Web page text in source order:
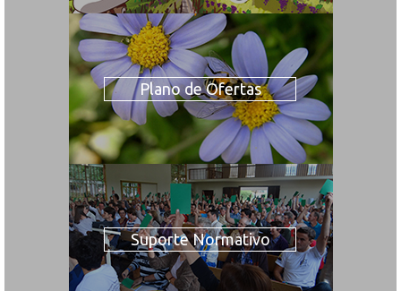
Plano de Ofertas
Suporte Normativo